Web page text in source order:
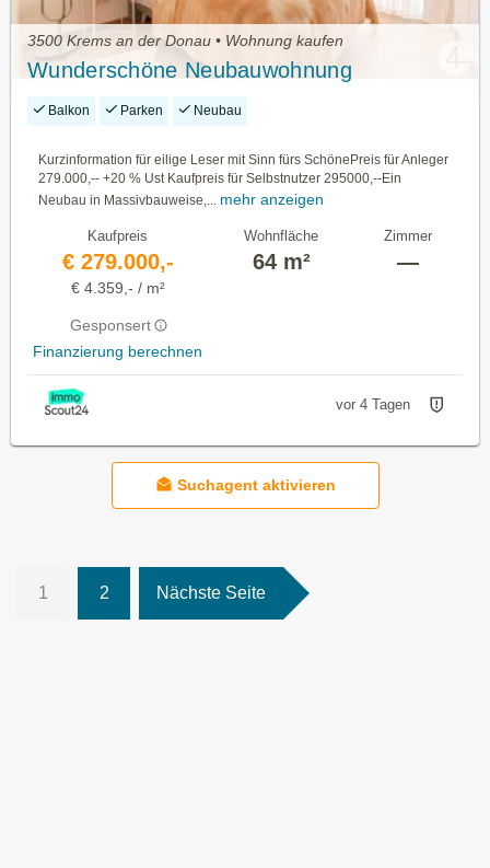
3500 Krems an der Donau • Wohnung kaufen
Wunderschöne Neubauwohnung
Balkon Parken Neubau
Kurzinformation für eilige Leser mit Sinn fürs SchönePreis für Anleger
279.000,-- +20 % Ust Kaufpreis für Selbstnutzer 295000,--Ein
Neubau in Massivbauweise,...
mehr anzeigen
Kaufpreis
€ 279.000,-
€ 4.359,- / m²
Gesponsert
Finanzierung berechnen
Wohnfläche
64 m²
Zimmer
—
vor 4 Tagen
Suchagent aktivieren
1 2 Nächste Seite